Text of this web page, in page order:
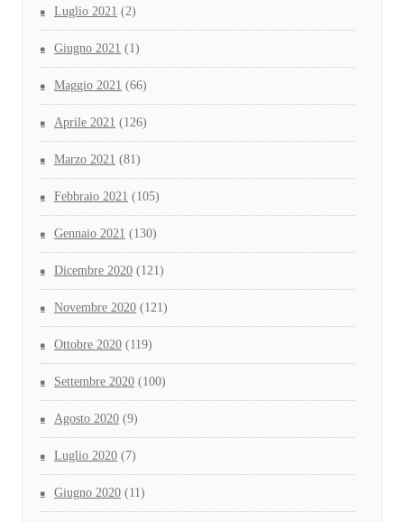
Luglio 2021 (2)
Giugno 2021 (1)
Maggio 2021 (66)
Aprile 2021 (126)
Marzo 2021 (81)
Febbraio 2021 (105)
Gennaio 2021 (130)
Dicembre 2020 (121)
Novembre 2020 (121)
Ottobre 2020 (119)
Settembre 2020 (100)
Agosto 2020 (9)
Luglio 2020 (7)
Giugno 2020 (11)